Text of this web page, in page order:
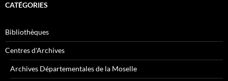
CATÉGORIES
Bibliothèques
Centres d'Archives
Archives Départementales de la Moselle